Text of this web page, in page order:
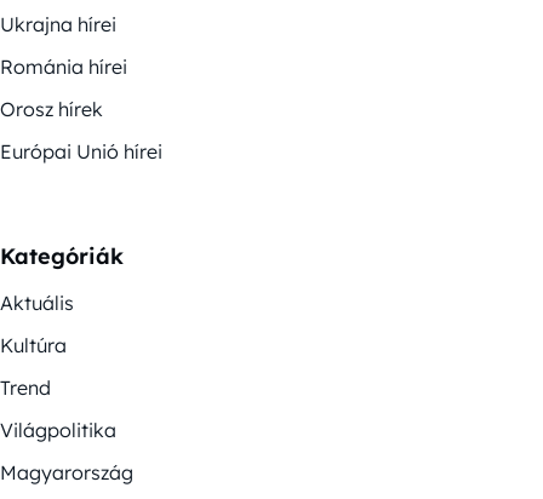
Ukrajna hírei
Románia hírei
Orosz hírek
Európai Unió hírei
Kategóriák
Aktuális
Kultúra
Trend
Világpolitika
Magyarország